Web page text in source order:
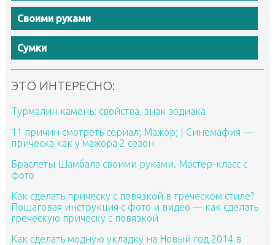
Своими руками
Сумки
ЭТО ИНТЕРЕСНО:
Турмалин камень: свойства, знак зодиака
11 причин смотреть сериал; Мажор; | Синемафия —
прическа как у мажора 2 сезон
Браслеты Шамбала своими руками. Мастер-класс с
фото
Как сделать прическу с повязкой в греческом стиле?
Пошаговая инструкция с фото и видео — как сделать
греческую прическу с повязкой
Как сделать модную укладку на Новый год 2014 в